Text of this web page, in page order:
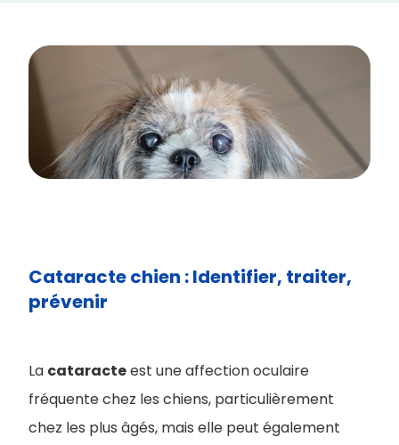
Cataracte chien : Identifier, traiter,
prévenir
La cataracteest une affection oculaire
fréquente chez les chiens, particulièrement
chez les plus âgés, mais elle peut également